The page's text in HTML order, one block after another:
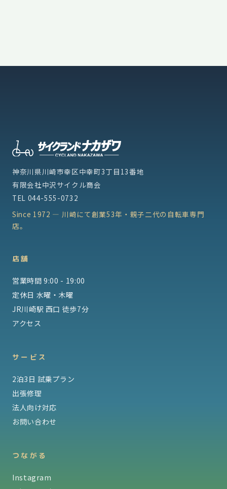
神奈川県川崎市幸区中幸町3丁目13番地
有限会社中沢サイクル商会
TEL 044-555-0732
Since 1972 — 川崎にて創業53年・親子二代の自転車専門
店。
店舗
営業時間 9:00 - 19:00
定休日 水曜・木曜
JR川崎駅 西口 徒歩7分
アクセス
サービス
2泊3日 試乗プラン
出張修理
法人向け対応
お問い合わせ
つながる
Instagram